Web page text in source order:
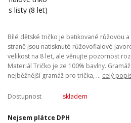
Bílé dětské tričko je batikované růžovou
straně jsou natisknuté růžovofialové
velikost na 8 let, ale věnujte pozornost
Materiál Tričko je ze 100% bavlny.
nejběžnější gramáž pro trička, ... celý
Dostupnost skladem
Nejsem plátce DPH